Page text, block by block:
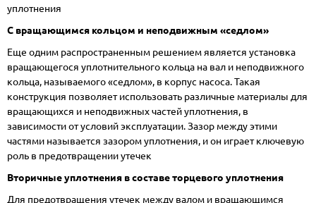
уплотнения
С вращающимся кольцом и неподвижным «седлом»
Еще одним распространенным решением является установка
вращающегося уплотнительного кольца на вал и неподвижного
кольца, называемого «седлом», в корпус насоса. Такая
конструкция позволяет использовать различные материалы для
вращающихся и неподвижных частей уплотнения, в
зависимости от условий эксплуатации. Зазор между этими
частями называется зазором уплотнения, и он играет ключевую
роль в предотвращении утечек
Вторичные уплотнения в составе торцевого уплотнения
Для предотвращения утечек между валом и вращающимся